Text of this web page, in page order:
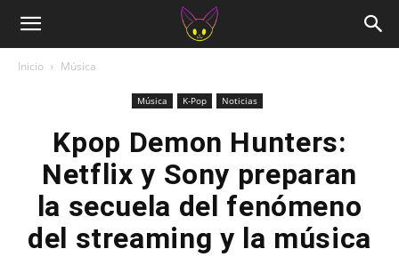
Inicio Música
Música K-Pop Noticias
Kpop Demon Hunters:
Netflix y Sony preparan
la secuela del fenómeno
del streaming y la música